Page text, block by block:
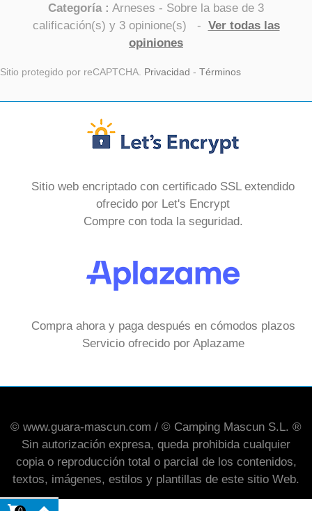
Categoría : Arneses - Sobre la base de 3
calificación(s) y 3opinione(s) - Ver todas las
opiniones
Sitio protegido por reCAPTCHA. Privacidad - Términos
Sitio web encriptado con certificado SSL extendido
ofrecido por Let's Encrypt
Compre con toda la seguridad.
Compra ahora y paga después en cómodos plazos
Servicio ofrecido por Aplazame
© www.guara-mascun.com / © Camping Mascun S.L. ®
Sin autorización expresa, queda prohibida cualquier
copia o reproducción total o parcial de los contenidos,
textos, imágenes, estilos y plantillas de este sitio Web.